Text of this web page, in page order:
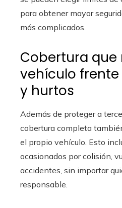
para obtener mayor
más complicados.
Cobertura que
vehículo
y hurtos
Además de proteger a
cobertura completa
el propio vehículo. Esto
ocasionados por colisión,
accidentes, sin importar
responsable.